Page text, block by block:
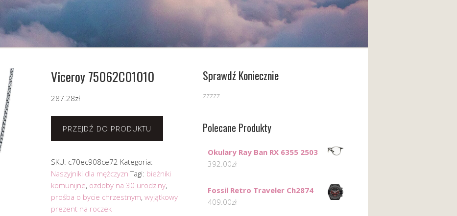
Viceroy 75062C01010
287.28zł
PRZEJDŹ DO PRODUKTU
SKU: c70ec908ce72 Kategoria:
Naszyjniki dla mężczyzn Tagi: bieżniki
komunijne, ozdoby na 30 urodziny,
prośba o bycie chrzestnym, wyjątkowy
prezent na roczek
Sprawdź Koniecznie
zzzzz
Polecane Produkty
Okulary Ray Ban RX 6355 2503
392.00zł
Fossil Retro Traveler Ch2874
409.00zł